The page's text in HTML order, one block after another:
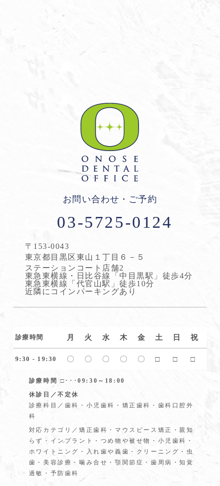
お問い合わせ・ご予約
03-5725-0124
〒153-0043
東京都目黒区東山１丁目６－５
ステーションコート店舗2
東急東横線・日比谷線「中目黒駅」徒歩4分
東急東横線「代官山駅」徒歩10分
近隣にコインパーキングあり
診療時間 月 火 水 木 金 土 日 祝
9:30 - 19:30 〇 〇 〇 〇 〇 □ □ □
診療時間 □･･･09:30～18:00
休診日／不定休
診療科目／歯科・小児歯科・矯正歯科・歯科口腔外
科
対応カテゴリ／矯正歯科・マウスピース矯正・親知
らず・インプラント・つめ物や被せ物・小児歯科・
ホワイトニング・入れ歯や義歯・クリーニング・虫
歯・美容診療・噛み合せ・顎関節症・歯周病・知覚
過敏・予防歯科